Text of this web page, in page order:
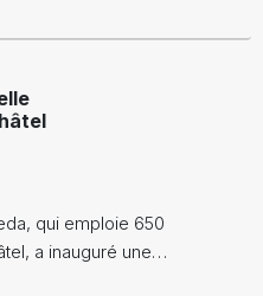
qui emploie 650
a inauguré une…